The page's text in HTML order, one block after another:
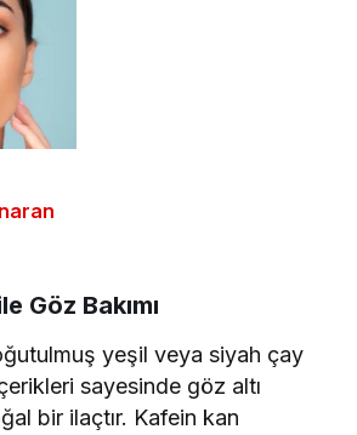
Göz Bakımı
yeşil veya siyah çay
sayesinde göz altı
bir ilaçtır. Kafein kan